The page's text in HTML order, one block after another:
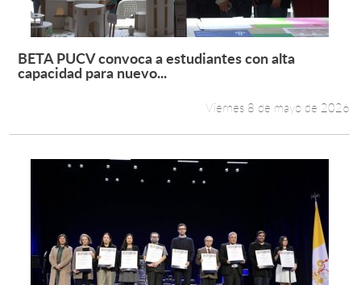
Leer más +
BETA PUCV convoca a estudiantes con alta
capacidad para nuevo...
Viernes 8 de mayo de 2026